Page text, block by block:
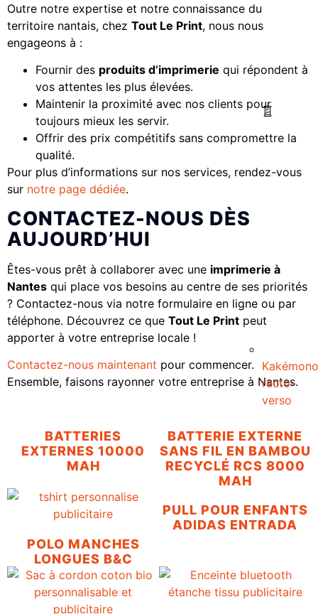
Kakémono
recto-
verso
Outre notre expertise et notre connaissance du
territoire nantais, chez Tout Le Print, nous nous
engageons à :
Fournir des produits d’imprimerie qui répondent à
vos attentes les plus élevées.
Maintenir la proximité avec nos clients pour
toujours mieux les servir.
Offrir des prix compétitifs sans compromettre la
qualité.
Pour plus d’informations sur nos services, rendez-vous
sur notre page dédiée.
CONTACTEZ-NOUS DÈS
AUJOURD’HUI
Êtes-vous prêt à collaborer avec une imprimerie à
Nantes qui place vos besoins au centre de ses priorités
? Contactez-nous via notre formulaire en ligne ou par
téléphone. Découvrez ce que Tout Le Print peut
apporter à votre entreprise locale !
Contactez-nous maintenant pour commencer.
Ensemble, faisons rayonner votre entreprise à Nantes.
BATTERIES
EXTERNES 10000
MAH
BATTERIE EXTERNE
SANS FIL EN BAMBOU
RECYCLÉ RCS 8000
MAH
POLO MANCHES
LONGUES B&C
PULL POUR ENFANTS
ADIDAS ENTRADA